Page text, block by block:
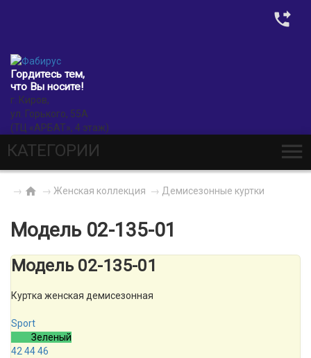
Гордитесь тем,
что Вы носите!
г. Киров,
ул. Горького, 55А
(ТЦ «АРБАТ», 4 этаж)
КАТЕГОРИИ
→ → Женская коллекция → Демисезонные куртки
Модель 02-135-01
Модель 02-135-01
Куртка женская демисезонная
Sport
Зеленый
42 4446